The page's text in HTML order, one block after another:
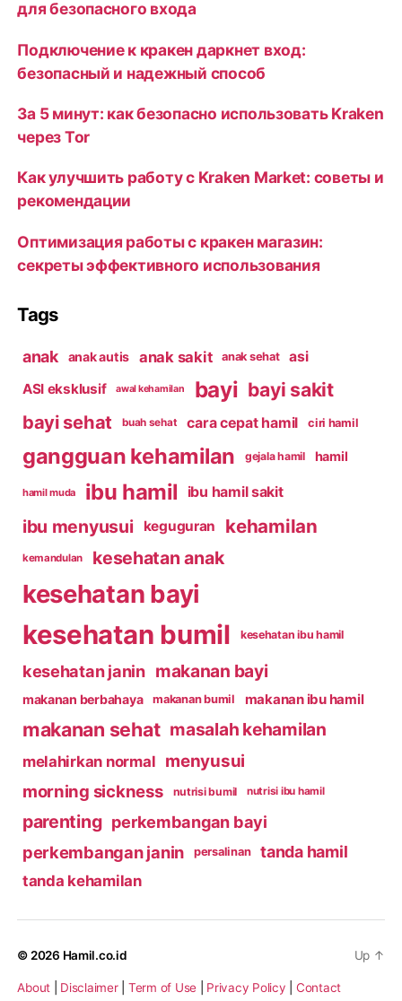
для безопасного входа
Подключение к кракен даркнет вход:
безопасный и надежный способ
За 5 минут: как безопасно использовать Kraken
через Tor
Как улучшить работу с Kraken Market: советы и
рекомендации
Оптимизация работы с кракен магазин:
секреты эффективного использования
Tags
anak anak autis anak sakit anak sehat
asi
ASI eksklusif
awal kehamilan bayi bayi sakit
bayi sehat buah sehat cara cepat hamil ciri hamil
gangguan kehamilan gejala hamil hamil
hamil muda ibu hamil ibu hamil sakit
ibu menyusui keguguran kehamilan
kemandulan kesehatan anak
kesehatan bayi
kesehatan bumil kesehatan ibu hamil
kesehatan janin makanan bayi
makanan berbahaya makanan bumil makanan ibu hamil
makanan sehat masalah kehamilan
melahirkan normal menyusui
morning sickness nutrisi bumil nutrisi ibu hamil
parenting perkembangan bayi
perkembangan janin
persalinan tanda hamil
tanda kehamilan
© 2026 Hamil.co.id
About Disclaimer| Term of Use Privacy Policy Contact
Up ↑